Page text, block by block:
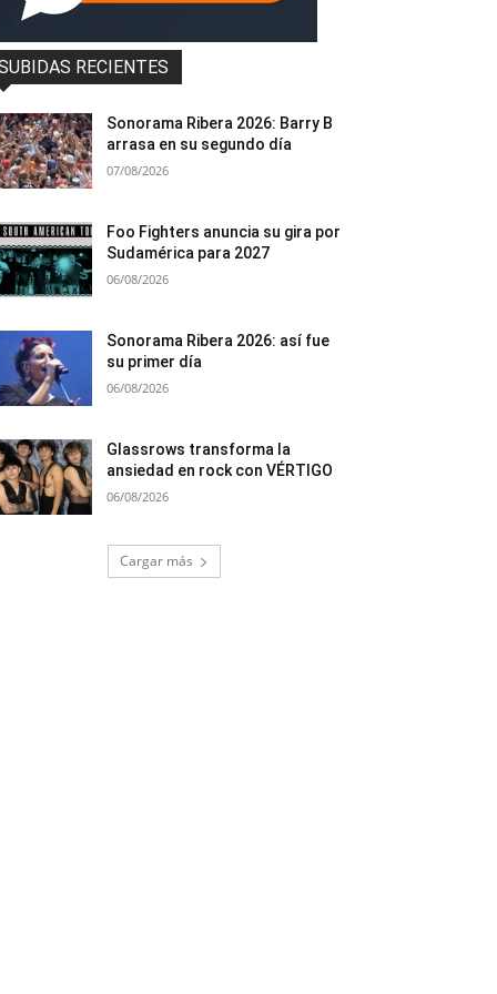
RECIENTES
Sonorama Ribera 2026: Barry B
arrasa en su segundo día
07/08/2026
Foo Fighters anuncia su gira por
Sudamérica para 2027
06/08/2026
Sonorama Ribera 2026: así fue
su primer día
06/08/2026
Glassrows transforma la
ansiedad en rock con VÉRTIGO
06/08/2026
Cargar más